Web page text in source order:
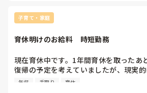
とにかく迷わずに突き進んでいたという感
なかなか求人が見つからない、
という大変な目には遭いました😓
3か所ぐらい転職エージェントにも頼りま
いずれもロクな目に遭わなかったので
自力で検索していました。
ただ、オンコールがあるとこが多い。
その辺配慮してもらえたらいいんじゃない
性期に10数年いらしたのなら経験はある
ワークライフバランスで悩むのめちゃわ
金をとるか、時間をとるのか、、、でも
く就活が進みません。
悩ましいですよね、、、。
子育て・家庭
育休明けのお給料　時短勤務
現在育休中です。1年間育休を取ったあ
復帰の予定を考えていましたが、現実
い…？と焦り始めました。
年収 手取り 育休